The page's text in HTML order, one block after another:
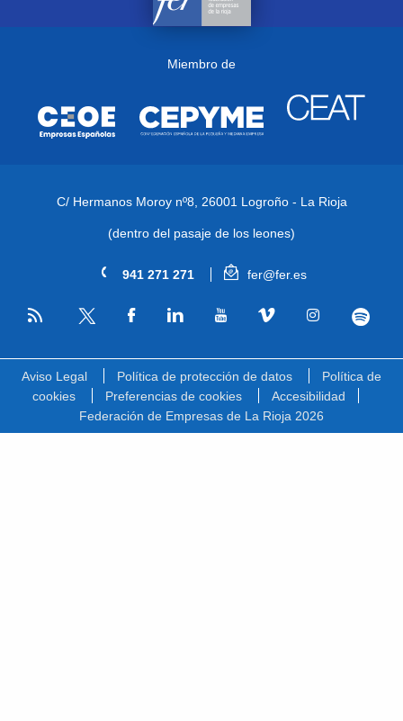
Miembro de
C/ Hermanos Moroy nº8, 26001 Logroño - La Rioja
(dentro del pasaje de los leones)
941 271 271 fer@fer.es
RSS
Aviso Legal Política de protección de datos
Política de
cookies
Preferencias de cookies
Accesibilidad
Federación de Empresas de La Rioja 2026